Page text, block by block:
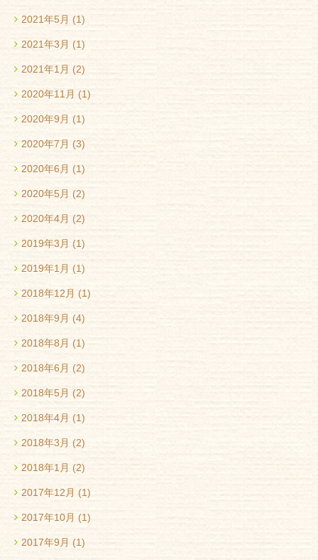
2021年5月 (1)
2021年3月 (1)
2021年1月 (2)
2020年11月 (1)
2020年9月 (1)
2020年7月 (3)
2020年6月 (1)
2020年5月 (2)
2020年4月 (2)
2019年3月 (1)
2019年1月 (1)
2018年12月 (1)
2018年9月 (4)
2018年8月 (1)
2018年6月 (2)
2018年5月 (2)
2018年4月 (1)
2018年3月 (2)
2018年1月 (2)
2017年12月 (1)
2017年10月 (1)
2017年9月 (1)